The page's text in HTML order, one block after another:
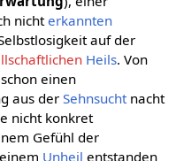
nichterkannten
auf der
Heils. Von
einen
aus derSehnsuchtnacht
nicht konkret
Gefühl der
Unheil entstanden